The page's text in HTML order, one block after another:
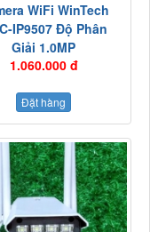
WiFi WinTech
IP9507 Độ Phân
Giải 1.0MP
1.060.000 đ
Đặt hàng